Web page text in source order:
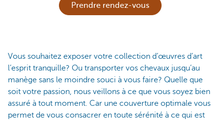
Prendre rendez-vous
Vous souhaitez exposer votre collection d’œuvres d’art
l’esprit tranquille? Ou transporter vos chevaux jusqu’au
manège sans le moindre souci à vous faire? Quelle que
soit votre passion, nous veillons à ce que vous soyez bien
assuré à tout moment. Car une couverture optimale vous
permet de vous consacrer en toute sérénité à ce qui est